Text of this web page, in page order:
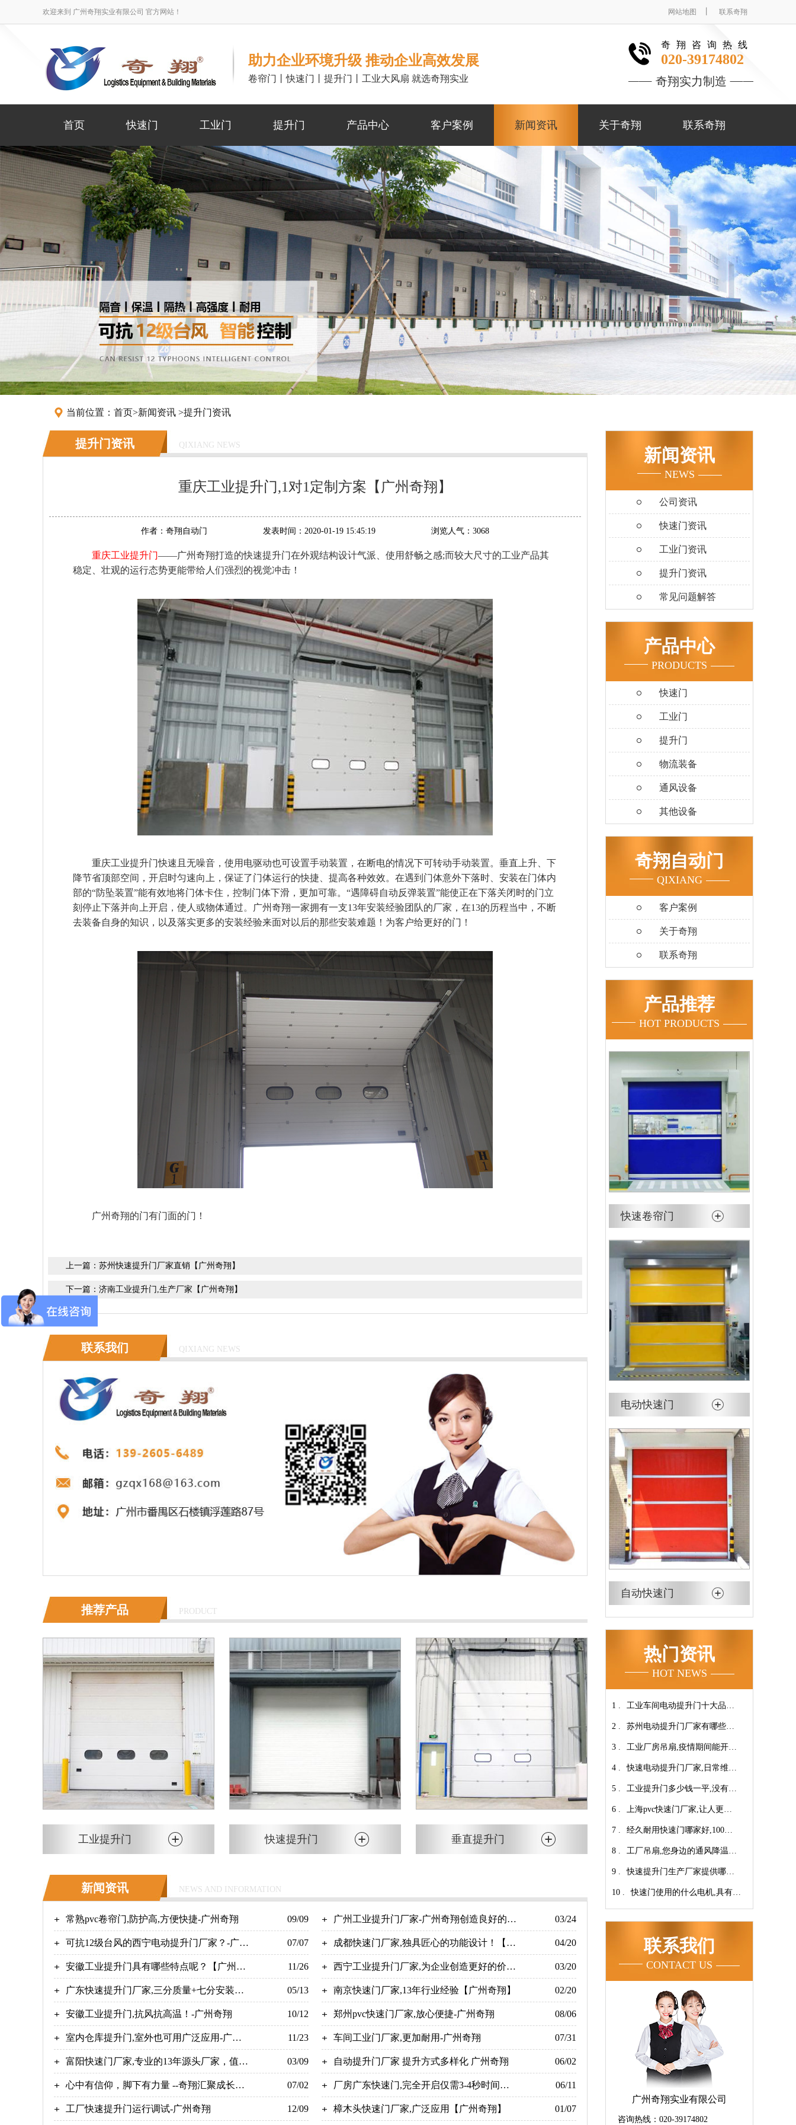
欢迎来到 广州奇翔实业有限公司 官方网站！ 网站地图 联系奇翔
助力企业环境升级 推动企业高效发展
卷帘门丨快速门丨提升门丨工业大风扇 就选奇翔实业
奇翔咨询热线
020-39174802
奇翔实力制造
首页 快速门 工业门 提升门 产品中心 客户案例 新闻资讯 关于奇翔 联系奇翔
当前位置： 首页>新闻资讯 >提升门资讯
提升门资讯 QIXIANG NEWS
重庆工业提升门,1对1定制方案【广州奇翔】
作者： 奇翔自动门 发表时间： 2020-01-19 15:45:19 浏览人气： 3068
重庆工业提升门——广州奇翔打造的快速提升门在外观结构设计气派、使用舒畅之感;而较大尺寸的工业产品其
稳定、壮观的运行态势更能带给人们强烈的视觉冲击！
重庆工业提升门快速且无噪音，使用电驱动也可设置手动装置，在断电的情况下可转动手动装置。垂直上升、下
降节省顶部空间，开启时匀速向上，保证了门体运行的快捷、提高各种效效。在遇到门体意外下落时、安装在门体内
部的“防坠装置”能有效地将门体卡住，控制门体下滑，更加可靠。“遇障碍自动反弹装置”能使正在下落关闭时的门立
刻停止下落并向上开启，使人或物体通过。 广州奇翔一家拥有一支13年安装经验团队的厂家，在13的历程当中，不断
去装备自身的知识，以及落实更多的安装经验来面对以后的那些安装难题！为客户给更好的门！
广州奇翔的门有门面的门！
上一篇： 苏州快速提升门厂家直销【广州奇翔】
下一篇： 济南工业提升门,生产厂家【广州奇翔】
联系我们 QIXIANG NEWS
推荐产品 PRODUCT
工业提升门 快速提升门 垂直提升门
新闻资讯 NEWS AND INFORMATION
常熟pvc卷帘门,防护高,方便快捷-广州奇翔 09/09 广州工业提升门厂家-广州奇翔创造良好的消
费环境！
03/24
可抗12级台风的西宁电动提升门厂家？-广州
奇翔
07/07 成都快速门厂家,独具匠心的功能设计！【广
州奇翔】
04/20
安徽工业提升门具有哪些特点呢？【广州奇
翔】
11/26 西宁工业提升门厂家,为企业创造更好的价值
【广州奇翔】
03/20
广东快速提升门厂家,三分质量+七分安装！
【广州奇翔】
05/13 南京快速门厂家,13年行业经验【广州奇翔】 02/20
安徽工业提升门,抗风抗高温！-广州奇翔 10/12 郑州pvc快速门厂家,放心便捷-广州奇翔 08/06
室内仓库提升门,室外也可用广泛应用-广州
奇翔
11/23 车间工业门厂家,更加耐用-广州奇翔 07/31
富阳快速门厂家,专业的13年源头厂家，值得
信赖！【广州奇翔】
03/09 自动提升门厂家 提升方式多样化 广州奇翔 06/02
心中有信仰，脚下有力量 --奇翔汇聚成长的
力量，守初心，担使命！
07/02 厂房广东快速门,完全开启仅需3-4秒时间！
【广州奇翔】
06/11
工厂快速提升门运行调试-广州奇翔 12/09 樟木头快速门厂家,广泛应用【广州奇翔】 01/07
新闻资讯
NEWS
公司资讯
快速门资讯
工业门资讯
提升门资讯
常见问题解答
产品中心
PRODUCTS
快速门
工业门
提升门
物流装备
通风设备
其他设备
奇翔自动门
QIXIANG
客户案例
关于奇翔
联系奇翔
产品推荐
HOT PRODUCTS
快速卷帘门
电动快速门
自动快速门
热门资讯
HOT NEWS
1 . 工业车间电动提升门十大品牌
【广州奇翔】
2 . 苏州电动提升门厂家有哪些优
势特点呢？-广州奇翔
3 . 工业厂房吊扇,疫情期间能开空
调吗?【广州奇翔】
4 . 快速电动提升门厂家,日常维保
小技巧！【广州奇翔】
5 . 工业提升门多少钱一平,没有中
间商差价放心选购【广州奇
翔】
6 . 上海pvc快速门厂家,让人更安
心-广州奇翔
7 . 经久耐用快速门哪家好,100万
次连续开启设计【广州奇翔】
8 . 工厂吊扇,您身边的通风降温专
家！【广州奇翔】
9 . 快速提升门生产厂家提供哪些
服务呢-广州奇翔
10 . 快速门使用的什么电机,具有快
联系我们
CONTACT US
广州奇翔实业有限公司
咨询热线：020-39174802